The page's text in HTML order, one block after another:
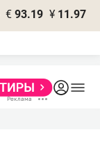
€ 93.19 ¥ 11.97